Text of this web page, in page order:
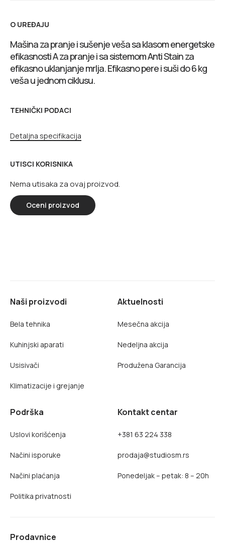
O UREĐAJU
Mašina za pranje i sušenje veša sa klasom energetske
efikasnosti A za pranje i sa sistemom Anti Stain za
efikasno uklanjanje mrlja. Efikasno pere i suši do 6 kg
veša u jednom ciklusu.
TEHNIČKI PODACI
Detaljna specifikacija
UTISCI KORISNIKA
Nema utisaka za ovaj proizvod.
Oceni proizvod
Naši proizvodi
Bela tehnika
Kuhinjski aparati
Usisivači
Klimatizacije i grejanje
Aktuelnosti
Mesečna akcija
Nedeljna akcija
Produžena Garancija
Podrška
Uslovi korišćenja
Načini isporuke
Načini plaćanja
Politika privatnosti
Kontakt centar
+381 63 224 338
prodaja@studiosm.rs
Ponedeljak – petak: 8 – 20h
Prodavnice